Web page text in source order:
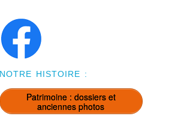
NOTRE HISTOIRE :
Patrimoine : dossiers et
anciennes photos